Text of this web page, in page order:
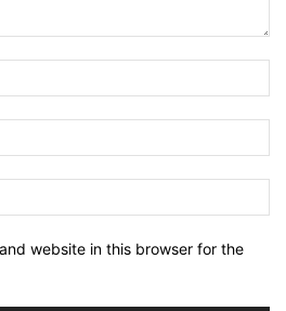
website in this browser for the